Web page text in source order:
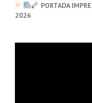
PORTADA
2026